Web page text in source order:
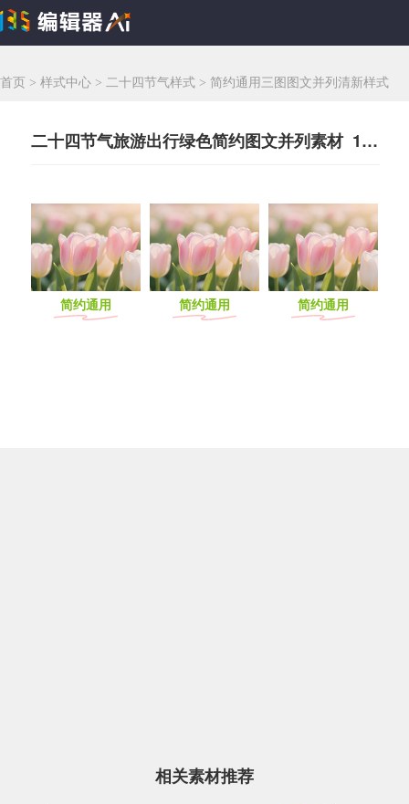
首页 > 样式中心 > 二十四节气样式 > 简约通用三图图文并列清新样式
二十四节气旅游出行绿色简约图文并列素材 171212
简约通用 简约通用 简约通用
相关素材推荐